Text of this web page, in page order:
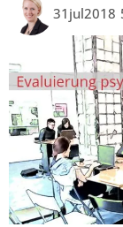
31jul2018